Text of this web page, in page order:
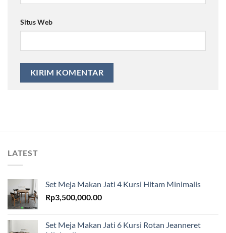
Situs Web
LATEST
Set Meja Makan Jati 4 Kursi Hitam Minimalis
Rp3,500,000.00
Set Meja Makan Jati 6 Kursi Rotan Jeanneret